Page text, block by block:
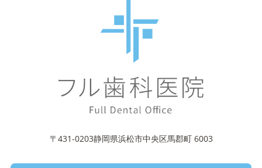
〒431-0203静岡県浜松市中央区馬郡町 6003